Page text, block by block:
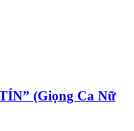
(Giọng Ca Nữ